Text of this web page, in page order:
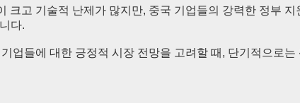
크고 기술적 난제가 많지만, 중국 기업들의 강력한 정부
다.
업들에 대한 긍정적 시장 전망을 고려할 때, 단기적으로는